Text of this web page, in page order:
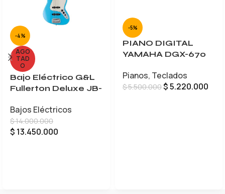
-4%
AGO
TAD
O
Bajo Eléctrico G&L
Fullerton Deluxe JB-
Bajos Eléctricos
$14.000.000
$ 13.450.000
-5%
PIANO DIGITAL
YAMAHA DGX-670
Pianos, Teclados
$5.500.000$5.220.000